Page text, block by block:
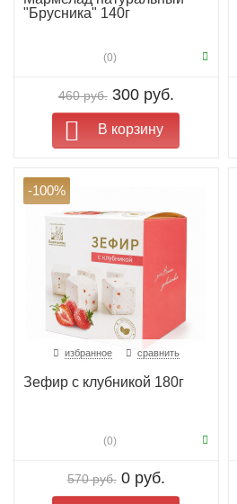
"Брусника" 140г
(0)
460 руб. 300 руб.
В корзину
-100%
избранное сравнить
Зефир с клубникой 180г
(0)
570 руб. 0 руб.